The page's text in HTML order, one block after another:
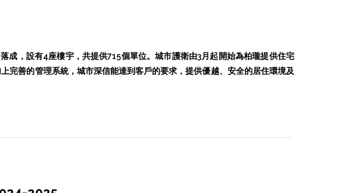
成，設有4座樓宇，共提供715個單位。城市護衛由3月起開始為柏瓏提供住宅
完善的管理系統，城市深信能達到客戶的要求，提供優越、安全的居住環境及